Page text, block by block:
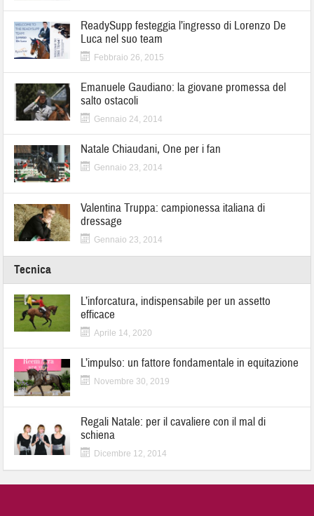
ReadySupp festeggia l’ingresso di Lorenzo De
Luca nel suo team
Febbraio 26, 2015
Emanuele Gaudiano: la giovane promessa del
salto ostacoli
Gennaio 24, 2014
Natale Chiaudani, One per i fan
Gennaio 23, 2014
Valentina Truppa: campionessa italiana di
dressage
Gennaio 23, 2014
Tecnica
L’inforcatura, indispensabile per un assetto
efficace
Aprile 14, 2020
L’impulso: un fattore fondamentale in equitazione
Novembre 30, 2019
Regali Natale: per il cavaliere con il mal di
schiena
Dicembre 12, 2014